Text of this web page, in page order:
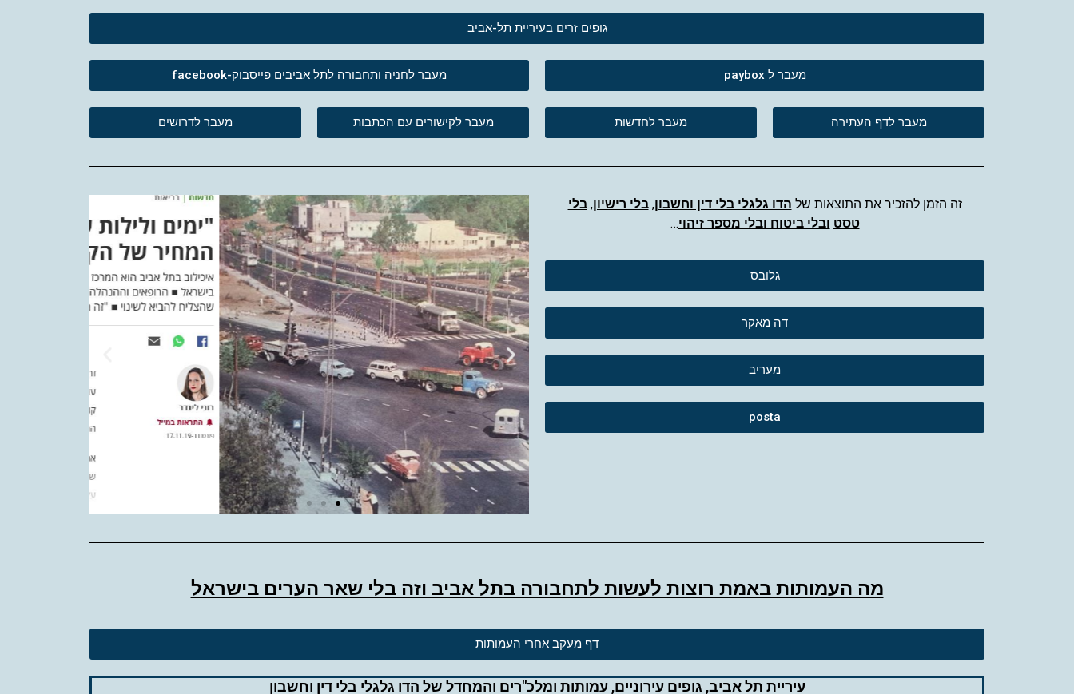
גופים זרים בעיריית תל-אביב
מעבר ל paybox מעבר לחניה ותחבורה לתל אביבים פייסבוק-facebook
מעבר לדף העתירה מעבר לחדשות מעבר לקישורים עם הכתבות מעבר לדרושים
זה הזמן להזכיר את התוצאות של הדו גלגלי בלי דין וחשבון,בלי רישיון,בלי
טסט ובלי ביטוח ובלי מספר זיהוי…
גלובס
דה מאקר
מעריב
posta
דה מאקר
מה העמותות באמת רוצות לעשות לתחבורה בתל אביב וזה בלי שאר הערים בישראל
דף מעקב אחרי העמותות
עיריית תל אביב, גופים עירוניים, עמותות ומלכ"רים והמחדל של הדו גלגלי בלי דין וחשבון